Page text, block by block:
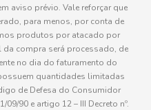
aviso prévio. Vale reforçar que
para menos, por conta de
produtos por atacado por
compra será processado, de
no dia do faturamento do
quantidades limitadas
de Defesa do Consumidor
09/90 e artigo 12 – III Decreto nº.